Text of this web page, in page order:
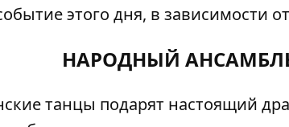
этого дня, в зависимости
НАРОДНЫЙ
танцы подарят настоящий